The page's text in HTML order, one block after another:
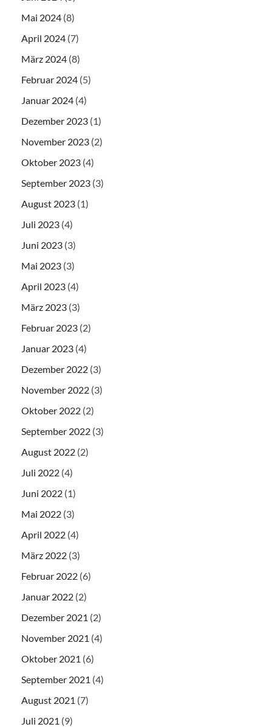
Mai 2024 (8)
April 2024 (7)
März 2024 (8)
Februar 2024 (5)
Januar 2024 (4)
Dezember 2023 (1)
November 2023 (2)
Oktober 2023 (4)
September 2023 (3)
August 2023 (1)
Juli 2023 (4)
Juni 2023 (3)
Mai 2023 (3)
April 2023 (4)
März 2023 (3)
Februar 2023 (2)
Januar 2023 (4)
Dezember 2022 (3)
November 2022 (3)
Oktober 2022 (2)
September 2022 (3)
August 2022 (2)
Juli 2022 (4)
Juni 2022 (1)
Mai 2022 (3)
April 2022 (4)
März 2022 (3)
Februar 2022 (6)
Januar 2022 (2)
Dezember 2021 (2)
November 2021 (4)
Oktober 2021 (6)
September 2021 (4)
August 2021 (7)
Juli 2021 (9)